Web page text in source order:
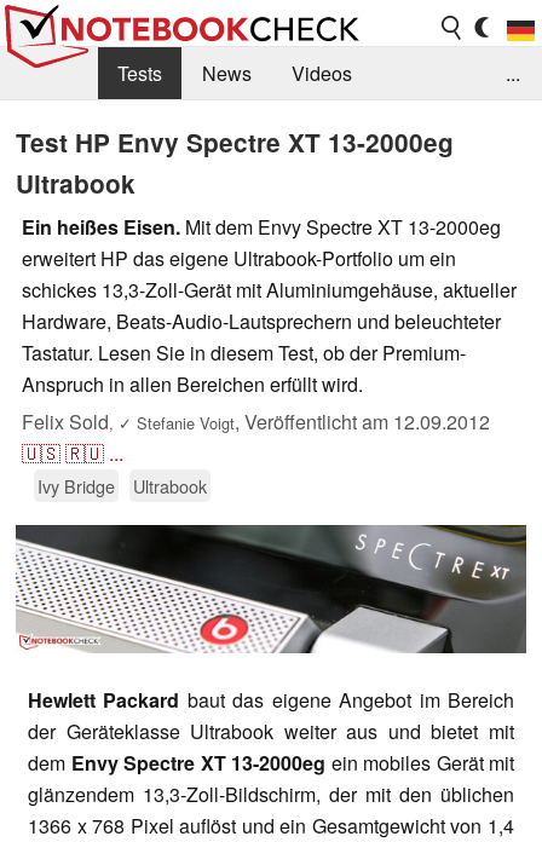
Tests News
Videos
Kaufberatung
Forum
...
Test HP Envy Spectre XT 13-2000eg
Ultrabook
Ein heißes Eisen. Mit dem Envy Spectre XT 13-2000eg
erweitert HP das eigene Ultrabook-Portfolio um ein
schickes 13,3-Zoll-Gerät mit Aluminiumgehäuse, aktueller
Hardware, Beats-Audio-Lautsprechern und beleuchteter
Tastatur. Lesen Sie in diesem Test, ob der Premium-
Anspruch in allen Bereichen erfüllt wird.
Felix Sold, ✓ Stefanie Voigt, Veröffentlicht am 12.09.2012
🇺🇸🇷🇺 ...
Ivy Bridge Ultrabook
Hewlett Packard baut das eigene Angebot im Bereich
der Geräteklasse Ultrabook weiter aus und bietet mit
dem Envy Spectre XT 13-2000eg ein mobiles Gerät mit
glänzendem 13,3-Zoll-Bildschirm, der mit den üblichen
1366 x 768 Pixel auflöst und ein Gesamtgewicht von 1,4